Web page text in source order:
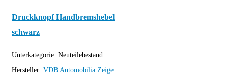
Druckknopf Handbremshebel
schwarz
Unterkategorie: Neuteilebestand
Hersteller: VDB Automobilia Zeige